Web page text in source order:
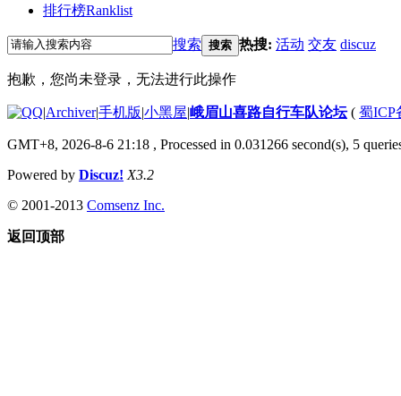
排行榜Ranklist
搜索 搜索 热搜: 活动 交友 discuz
抱歉，您尚未登录，无法进行此操作
|Archiver|手机版|小黑屋|峨眉山喜路自行车队论坛( 蜀ICP
GMT+8, 2026-8-6 21:18 , Processed in 0.031266 second(s), 5
Powered by Discuz! X3.2
© 2001-2013 Comsenz Inc.
返回顶部